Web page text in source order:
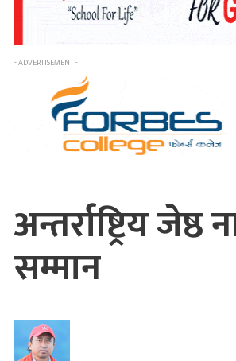
- ADVERTISEMENT -
अन्तर्राष्ट्रिय
सम्मान